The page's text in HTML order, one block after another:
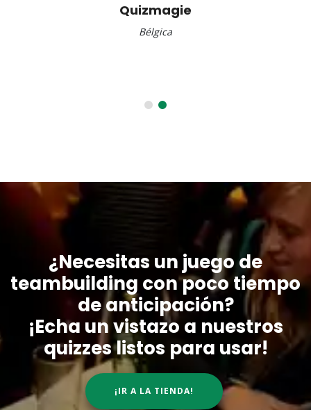
Quizmagie
Bélgica
¿Necesitas un juego de
teambuilding con poco tiempo
de anticipación?
¡Echa un vistazo a nuestros
quizzes listos para usar!
¡IR A LA TIENDA!